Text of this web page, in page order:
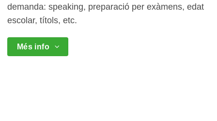
demanda: speaking, preparació per exàmens, edat
escolar, títols, etc.
Més info